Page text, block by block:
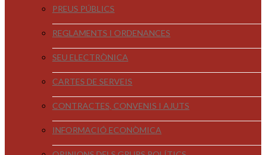
PREUS PÚBLICS
REGLAMENTS I ORDENANCES
SEU ELECTRÒNICA
CARTES DE SERVEIS
CONTRACTES, CONVENIS I AJUTS
INFORMACIÓ ECONÒMICA